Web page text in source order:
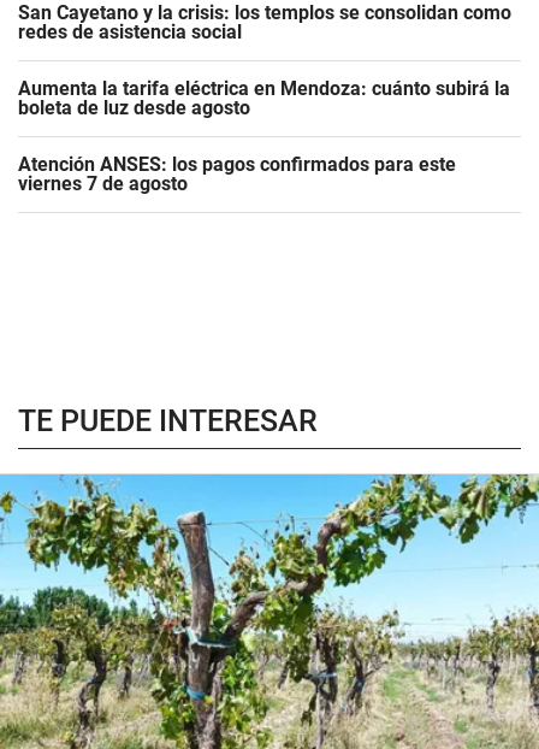
San Cayetano y la crisis: los templos se consolidan como
redes de asistencia social
Aumenta la tarifa eléctrica en Mendoza: cuánto subirá la
boleta de luz desde agosto
Atención ANSES: los pagos confirmados para este
viernes 7 de agosto
TE PUEDE INTERESAR